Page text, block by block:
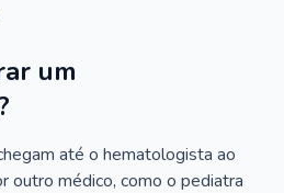
um
até o hematologista ao
outro médico, como o pediatra